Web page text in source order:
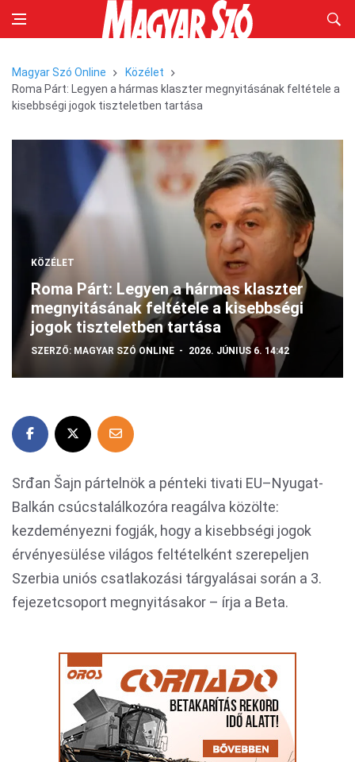
Magyar Szó Online
Közélet
Roma Párt: Legyen a hármas klaszter megnyitásának feltétele a
kisebbségi jogok tiszteletben tartása
KÖZÉLET
Roma Párt: Legyen a hármas klaszter
megnyitásának feltétele a kisebbségi
jogok tiszteletben tartása
SZERZŐ: MAGYAR SZÓ ONLINE 2026. JÚNIUS 6. 14:42
Srđan Šajn pártelnök a pénteki tivati EU–Nyugat-
Balkán csúcstalálkozóra reagálva közölte:
kezdeményezni fogják, hogy a kisebbségi jogok
érvényesülése világos feltételként szerepeljen
Szerbia uniós csatlakozási tárgyalásai során a 3.
fejezetcsoport megnyitásakor – írja a Beta.